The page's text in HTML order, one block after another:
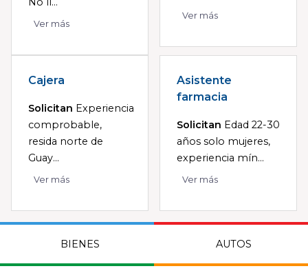
Ver más
Ver más
Cajera
Solicitan Experiencia
comprobable,
resida norte de
Guay...
Ver más
Asistente
farmacia
Solicitan Edad 22-30
años solo mujeres,
experiencia mín...
Ver más
BIENES AUTOS